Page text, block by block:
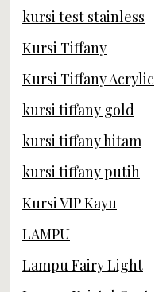
kursi test stainless
Kursi Tiffany
Kursi Tiffany Acrylic
kursi tiffany gold
kursi tiffany hitam
kursi tiffany putih
Kursi VIP Kayu
LAMPU
Lampu Fairy Light